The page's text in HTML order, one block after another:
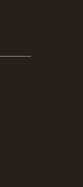
qui sono
la Famiglia